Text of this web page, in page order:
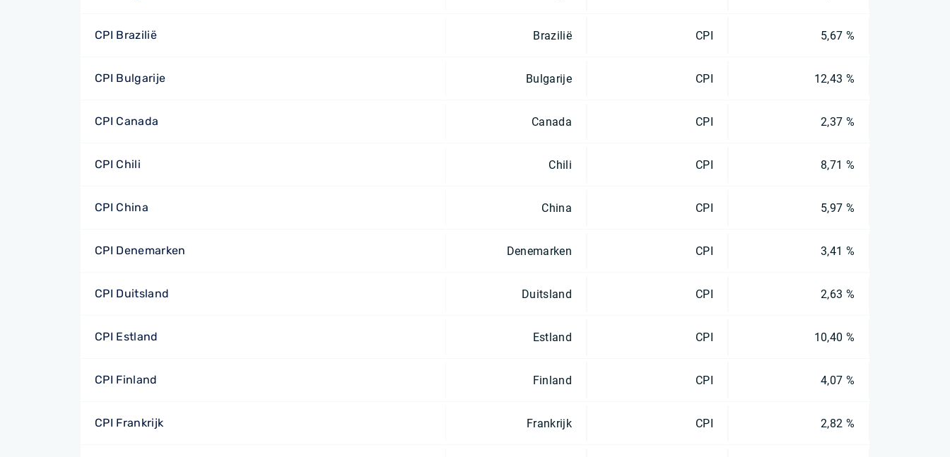
CPI Brazilië Brazilië CPI 5,67 %
CPI Bulgarije Bulgarije CPI 12,43 %
CPI Canada Canada CPI 2,37 %
CPI Chili Chili CPI 8,71 %
CPI China China CPI 5,97 %
CPI Denemarken Denemarken CPI 3,41 %
CPI Duitsland Duitsland CPI 2,63 %
CPI Estland Estland CPI 10,40 %
CPI Finland Finland CPI 4,07 %
CPI Frankrijk Frankrijk CPI 2,82 %